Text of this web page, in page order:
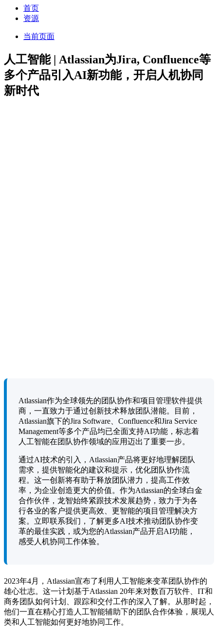
首页
资源
当前页面
人工智能 | Atlassian为Jira, Confluence等
多个产品引入AI新功能，开启人机协同
新时代
Atlassian作为全球领先的团队协作和项目管理软件提供
商，一直致力于通过创新技术释放团队潜能。目前，
Atlassian旗下的Jira Software、Confluence和Jira Service
Management等多个产品均已全面支持AI功能，标志着
人工智能在团队协作领域的应用迈出了重要一步。
通过AI技术的引入，Atlassian产品将更好地理解团队
需求，提供智能化的建议和提示，优化团队协作流
程。这一创新将有助于释放团队潜力，提高工作效
率，为企业创造更大的价值。作为Atlassian的全球白金
合作伙伴，龙智始终紧跟技术发展趋势，致力于为各
行各业的客户提供更高效、更智能的项目管理解决方
案。立即联系我们，了解更多AI技术推动团队协作变
革的最佳实践，或为您的Atlassian产品开启AI功能，
感受人机协同工作体验。
2023年4月，Atlassian宣布了利用人工智能来变革团队协作的
雄心壮志。这一计划基于Atlassian 20年来对数百万软件、IT和
商务团队如何计划、跟踪和交付工作的深入了解。从那时起，
他们一直在精心打造人工智能辅助下的团队合作体验，展现人
类和人工智能如何更好地协同工作。